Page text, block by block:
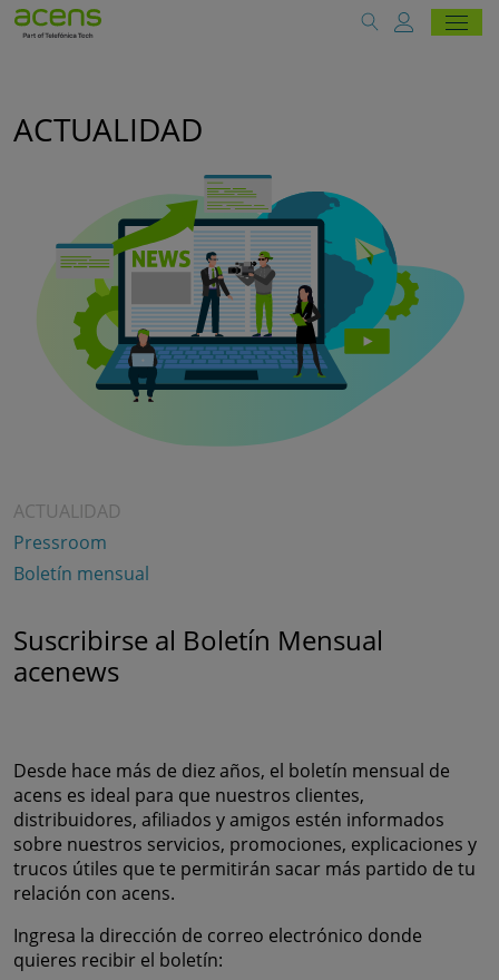
ACTUALIDAD
ACTUALIDAD
Pressroom
Boletín mensual
Suscribirse al Boletín Mensual
acenews
Desde hace más de diez años, el boletín mensual de
acens es ideal para que nuestros clientes,
distribuidores, afiliados y amigos estén informados
sobre nuestros servicios, promociones, explicaciones y
trucos útiles que te permitirán sacar más partido de tu
relación con acens.
Ingresa la dirección de correo electrónico donde
quieres recibir el boletín: